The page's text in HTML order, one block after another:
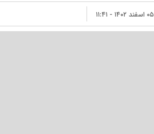
۰۵ اسفند ۱۴۰۲ - ۱۱:۴۱